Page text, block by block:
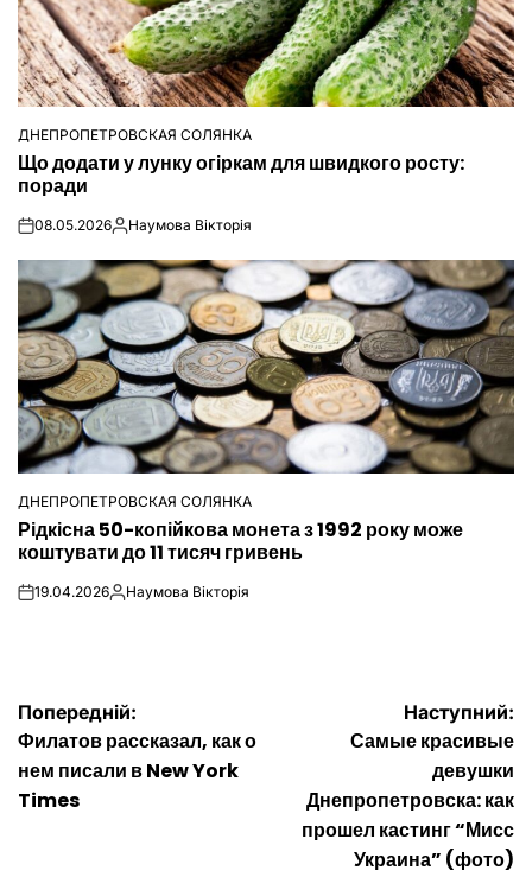
ОПУБЛІКУВАТИ
У
ДНЕПРОПЕТРОВСКАЯ СОЛЯНКА
Що додати у лунку огіркам для швидкого росту:
поради
on08.05.2026Опубліковано
Наумова Вікторія
ОПУБЛІКУВАТИ
У
ДНЕПРОПЕТРОВСКАЯ СОЛЯНКА
Рідкісна 50-копійкова монета з 1992 року може
коштувати до 11 тисяч гривень
on19.04.2026Опубліковано
Наумова Вікторія
Навігація
записів
Попередній:
Филатов рассказал, как о
нем писали в New York
Times
Наступний:
Самые красивые
девушки
Днепропетровска: как
прошел кастинг “Мисс
Украина” (фото)